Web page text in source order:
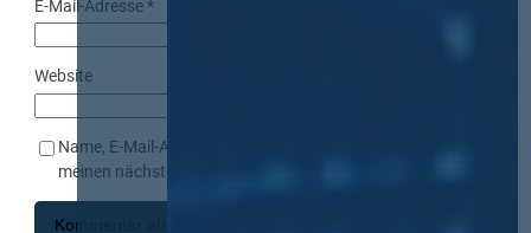
E-Mail-Adresse*
Website
Name, E-Mail-Adresse und Website in diesem Browser für
meinen nächsten Kommentar speichern.